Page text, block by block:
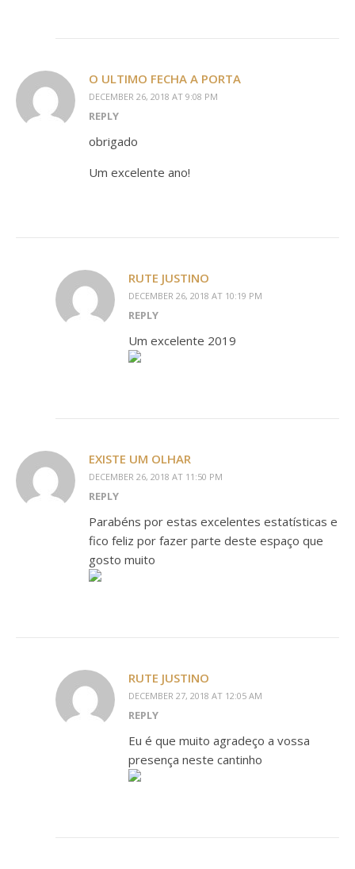
O ULTIMO FECHA A PORTA
DECEMBER 26, 2018 AT 9:08 PM
REPLY
obrigado
Um excelente ano!
RUTE JUSTINO
DECEMBER 26, 2018 AT 10:19 PM
REPLY
Um excelente 2019
EXISTE UM OLHAR
DECEMBER 26, 2018 AT 11:50 PM
REPLY
Parabéns por estas excelentes estatísticas e
fico feliz por fazer parte deste espaço que
gosto muito
RUTE JUSTINO
DECEMBER 27, 2018 AT 12:05 AM
REPLY
Eu é que muito agradeço a vossa
presença neste cantinho